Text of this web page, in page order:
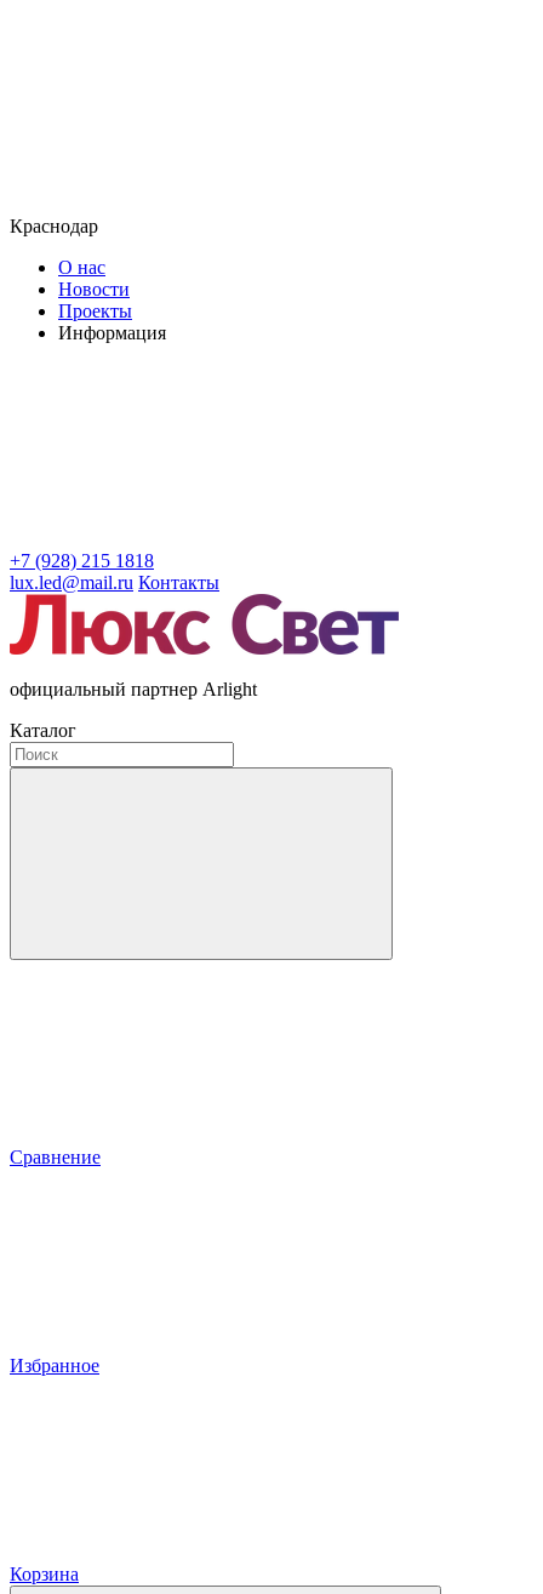
Краснодар
О нас
Новости
Проекты
Информация
+7 (928) 215 1818
lux.led@mail.ru Контакты
официальный партнер Arlight
Каталог
Сравнение
Избранное
Корзина